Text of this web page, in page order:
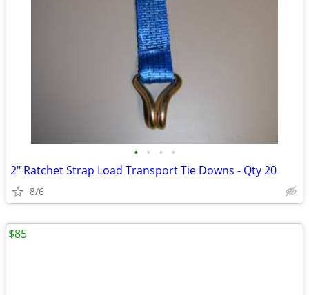
• • • •
2" Ratchet Strap Load Transport Tie Downs - Qty 20
8/6
$85